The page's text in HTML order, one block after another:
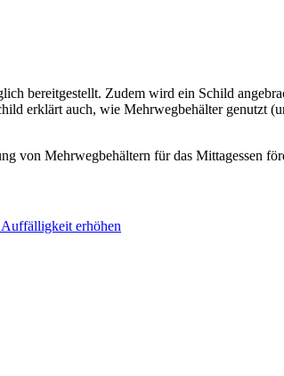
bereitgestellt. Zudem wird ein Schild
erklärt auch, wie Mehrwegbehälter genutzt
von Mehrwegbehältern für das Mittagessen
erhöhen